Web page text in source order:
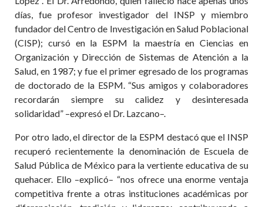
días, fue profesor investigador del INSP y miembro
fundador del Centro de Investigación en Salud Poblacional
(CISP); cursó en la ESPM la maestría en Ciencias en
Organización y Dirección de Sistemas de Atención a la
Salud, en 1987; y fue el primer egresado de los programas
de doctorado de la ESPM. “Sus amigos y colaboradores
recordarán siempre su calidez y desinteresada
solidaridad” –expresó el Dr. Lazcano–.
Por otro lado, el director de la ESPM destacó que el INSP
recuperó recientemente la denominación de Escuela de
Salud Pública de México para la vertiente educativa de su
quehacer. Ello –explicó– “nos ofrece una enorme ventaja
competitiva frente a otras instituciones académicas por